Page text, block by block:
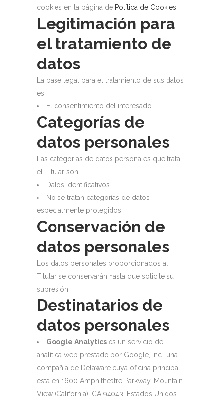
cookies en la página de Política de Cookies
Legitimación para
el tratamiento de
datos
La base legal para el tratamiento de sus datos
es:
El consentimiento del interesado.
Categorías de
datos personales
Las categorías de datos personales que trata
el Titular son:
Datos identificativos.
No se tratan categorías de datos
especialmente protegidos.
Conservación de
datos personales
Los datos personales proporcionados al
Titular se conservarán hasta que solicite su
supresión.
Destinatarios de
datos personales
Google Analytics es un servicio de
analítica web prestado por Google, Inc., una
compañía de Delaware cuya oficina principal
está en 1600 Amphitheatre Parkway, Mountain
View (California), CA 94043, Estados Unidos